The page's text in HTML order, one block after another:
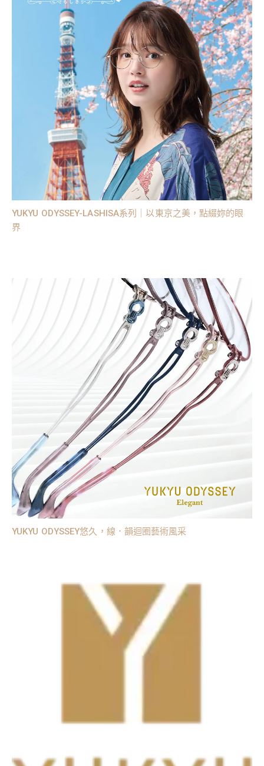
YUKYU ODYSSEY-LASHISA系列｜以東京之美，點綴妳的眼
界
YUKYU ODYSSEY悠久，線．韻迴圈藝術風采